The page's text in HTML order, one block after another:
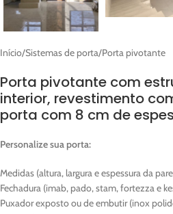
Início/Sistemas de porta/Porta pivotante
Porta pivotante com
interior, revestimento
porta com 8 cm de
Personalize sua porta:
Medidas (altura, largura e espessura da
Fechadura (imab, pado, stam, fortezza e
Puxador exposto ou de embutir (inox